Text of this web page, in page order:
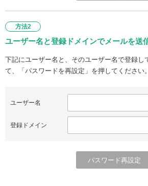
方法2
ユーザー名と登録ドメインでメールを送
下記にユーザー名と、そのユーザー名で登録し
て、「パスワードを再設定」を押してください。
ユーザー名
登録ドメイン